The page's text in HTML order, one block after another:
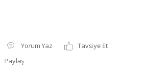
Yorum Yaz
Tavsiye Et
Paylaş